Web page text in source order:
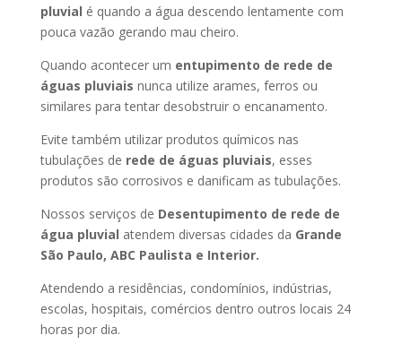
pluvial é quando a água descendo lentamente com
pouca vazão gerando mau cheiro.
Quando acontecer um entupimento de rede de
águas pluviais nunca utilize arames, ferros ou
similares para tentar desobstruir o encanamento.
Evite também utilizar produtos químicos nas
tubulações de rede de águas pluviais, esses
produtos são corrosivos e danificam as tubulações.
Nossos serviços de Desentupimento de rede de
água pluvial atendem diversas cidades da Grande
São Paulo, ABC Paulista e Interior.
Atendendo a residências, condomínios, indústrias,
escolas, hospitais, comércios dentro outros locais 24
horas por dia.